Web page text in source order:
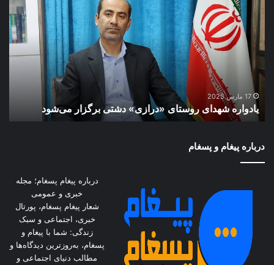
شهدای
روستای
«درازی»
دشتی
برگزار
می‌شود
17 مارس 2025
یادواره شهدای روستای «درازی» دشتی برگزار می‌شود
درباره پیغام و پسغام
درباره پیغام پسغام؛ مجله
خبری و عمومی
شعار پیغام پسغام، پورتال
خبری، اجتماعی و سبک
زندگی: شما با پیغام و
پسغام، به‌روزترین دیدگاه‌ها و
مطالب دنیای اجتماعی و